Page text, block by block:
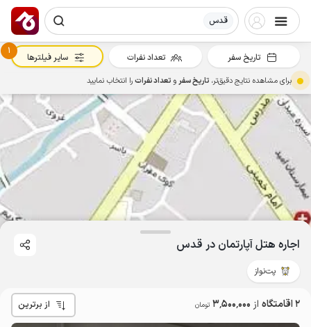
قدس
اجاره هتل آپارتمان در قدس
پت‌نواز
2 اقامتگاه از 3٬500٬000 تومان از برترین
تاریخ سفر تعداد نفرات
1
سایر فیلترها
برای مشاهده نتایج دقیق‌تر، تاریخ سفرو تعداد نفراترا انتخاب نمایید